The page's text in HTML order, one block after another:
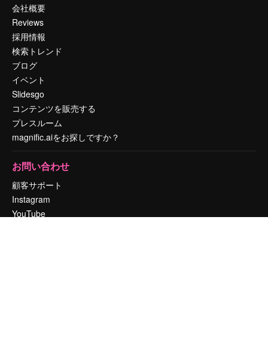
会社概要
Reviews
採用情報
検索トレンド
ブログ
イベント
Slidesgo
コンテンツを販売する
プレスルーム
magnific.aiをお探しですか？
お問い合わせ
顧客サポート
Instagram
YouTube